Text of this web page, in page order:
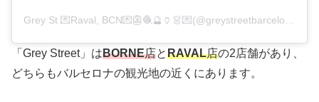
「Grey Street」はBORNE店とRAVAL店の2店舗があり、
どちらもバルセロナの観光地の近くにあります。